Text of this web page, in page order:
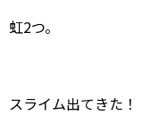
虹2つ。
スライム出てきた！